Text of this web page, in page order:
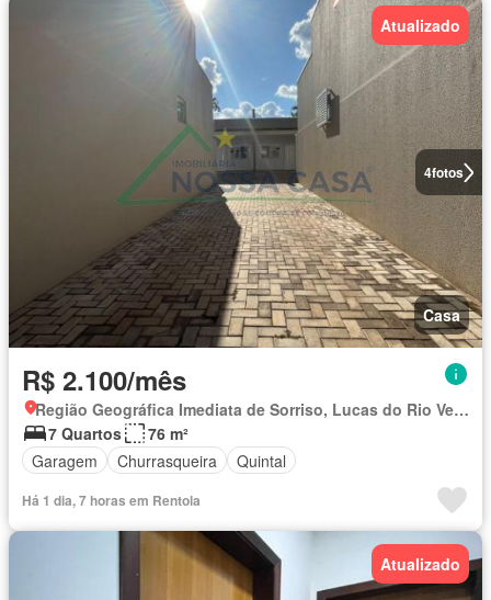
4fotos
Atualizado
Casa
R$ 2.100/mês
Região Geográfica Imediata de Sorriso, Lucas do Rio Verde
7 Quartos
76 m²
Garagem
Churrasqueira Quintal
Há 1 dia, 7 horas em Rentola
Atualizado